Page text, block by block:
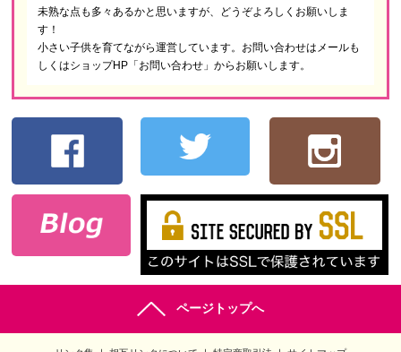
未熟な点も多々あるかと思いますが、どうぞよろしくお願いしま
す！
小さい子供を育てながら運営しています。お問い合わせはメールも
しくはショップHP「お問い合わせ」からお願いします。
ページトップへ